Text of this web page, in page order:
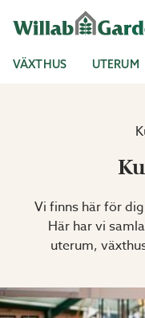
VÄXTHUS UTERUM
Vi finns här för
Här har vi
uterum,